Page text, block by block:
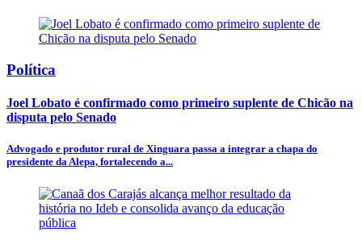
Política
Joel Lobato é confirmado como primeiro suplente de Chicão na
disputa pelo Senado
Advogado e produtor rural de Xinguara passa a integrar a chapa do
presidente da Alepa, fortalecendo a...